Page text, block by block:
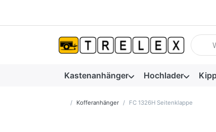
Kastenanhänger Hochlader
Startseite
Kofferanhänger FC 1326H Seitenklappe